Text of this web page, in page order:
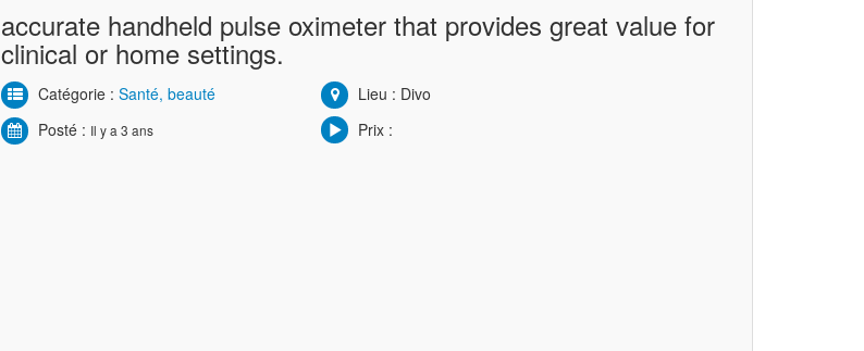
accurate handheld pulse oximeter that provides great value for
clinical or home settings.
Catégorie :Santé, beauté
Lieu : Divo
Posté : Il y a 3 ans Prix :